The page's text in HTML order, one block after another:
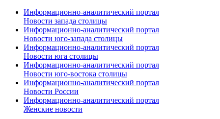
Информационно-аналитический портал
Новости запада столицы
Информационно-аналитический портал
Новости юго-запада столицы
Информационно-аналитический портал
Новости юга столицы
Информационно-аналитический портал
Новости юго-востока столицы
Информационно-аналитический портал
Новости России
Информационно-аналитический портал
Женские новости